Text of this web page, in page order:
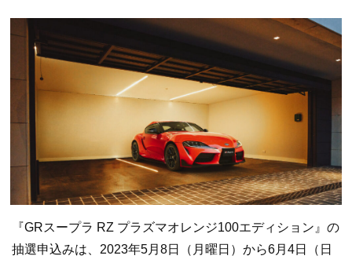
『GRスープラ RZ プラズマオレンジ100エディション』の
抽選申込みは、2023年5月8日（月曜日）から6月4日（日